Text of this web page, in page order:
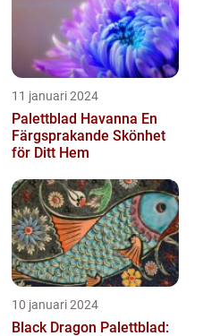
11 januari 2024
Palettblad Havanna En
Färgsprakande Skönhet
för Ditt Hem
10 januari 2024
Black Dragon Palettblad: